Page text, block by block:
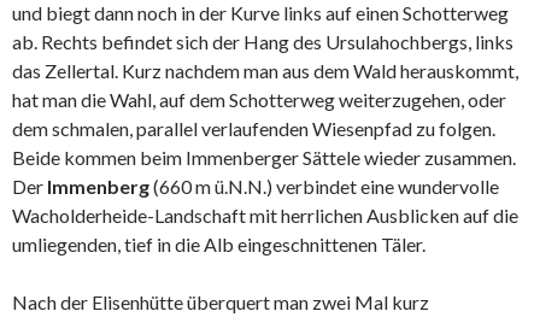
und biegt dann noch in der Kurve links auf einen Schotterweg
ab. Rechts befindet sich der Hang des Ursulahochbergs, links
das Zellertal. Kurz nachdem man aus dem Wald herauskommt,
hat man die Wahl, auf dem Schotterweg weiterzugehen, oder
dem schmalen, parallel verlaufenden Wiesenpfad zu folgen.
Beide kommen beim Immenberger Sättele wieder zusammen.
Der Immenberg(660 m ü.N.N.) verbindet eine wundervolle
Wacholderheide-Landschaft mit herrlichen Ausblicken auf die
umliegenden, tief in die Alb eingeschnittenen Täler.
Nach der Elisenhütte überquert man zwei Mal kurz